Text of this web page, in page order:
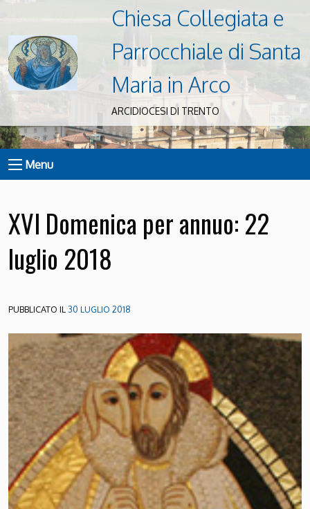
Chiesa Collegiata e
Parrocchiale di Santa
Maria in Arco
ARCIDIOCESI DI TRENTO
Menu
XVI Domenica per annuo: 22
luglio 2018
PUBBLICATO IL 30 LUGLIO 2018